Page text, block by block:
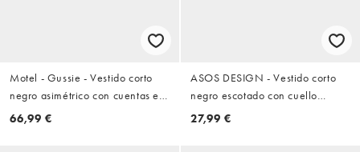
Motel - Gussie - Vestido corto
negro asimétrico con cuentas en
la cintura
66,99 €
ASOS DESIGN - Vestido corto
negro escotado con cuello
subido
27,99 €